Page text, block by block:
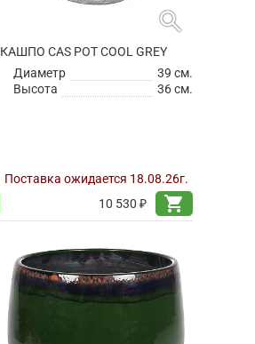
search
КАШПО CAS POT COOL GREY
Диаметр
39 см.
Высота
36 см.
Поставка ожидается 18.08.26г.
10 530 ₽
shopping_cart